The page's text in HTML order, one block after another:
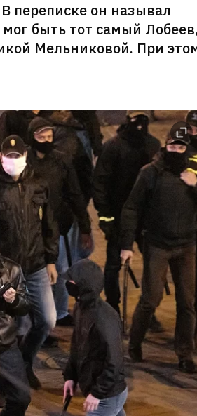
переписке он называл
быть тот самый Лобеев,
Мельниковой. При